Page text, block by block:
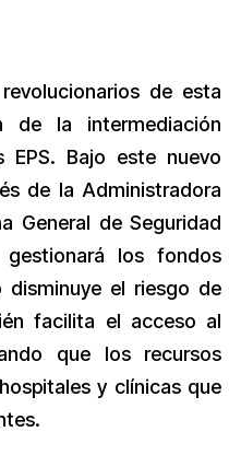
de esta
de la intermediación
Bajo este nuevo
de la Administradora
General de Seguridad
gestionará los fondos
el riesgo de
facilita el acceso al
que los recursos
y clínicas que